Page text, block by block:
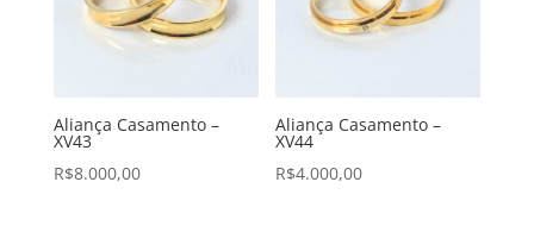
Aliança Casamento –
XV43
R$8.000,00
Aliança Casamento –
XV44
R$4.000,00